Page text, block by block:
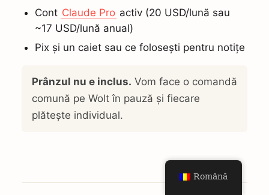
Cont Claude Pro activ (20 USD/lună sau
~17 USD/lună anual)
Pix și un caiet sau ce folosești pentru notițe
Prânzul nu e inclus. Vom face o comandă
comună pe Wolt în pauză și fiecare
plătește individual.
Română